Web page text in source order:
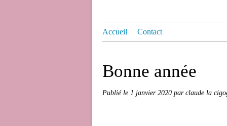
Accueil Contact
Bonne année
Publié le 1 janvier 2020 par claude la